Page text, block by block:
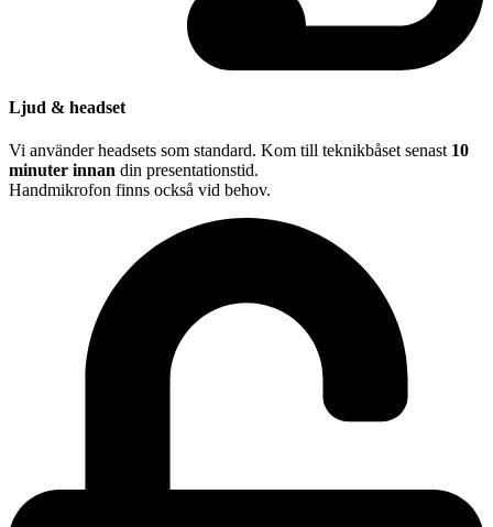
Ljud & headset
Vi använder headsets som standard. Kom till teknikbåset senast 10
minuter innan din presentationstid.
Handmikrofon finns också vid behov.